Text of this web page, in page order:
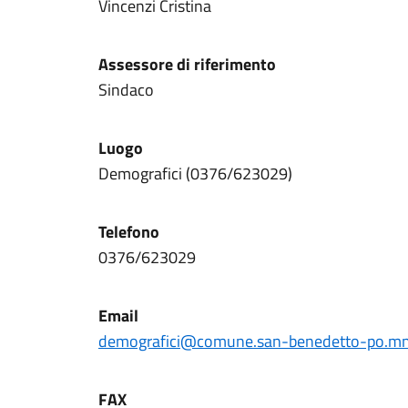
Vincenzi Cristina
Assessore di riferimento
Sindaco
Luogo
Demografici (0376/623029)
Telefono
0376/623029
Email
demografici@comune.san-benedetto-
FAX